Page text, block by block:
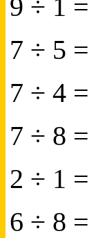
9 ÷ 1 =
7 ÷ 5 =
7 ÷ 4 =
7 ÷ 8 =
2 ÷ 1 =
6 ÷ 8 =